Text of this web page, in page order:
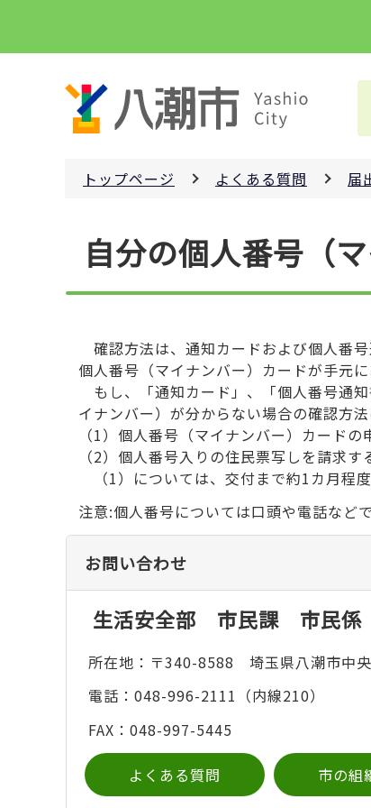
ペ
トップページ よくある質問 届
自分の個人番号（
確認方法は、通知カードおよび個人番
個人番号（マイナンバー）カードが手元
もし、「通知カード」、「個人番号通
イナンバー）が分からない場合の確認方法
（1）個人番号（マイナンバー）カード
（2）個人番号入りの住民票写しを請求す
（1）については、交付まで約1カ月程
注意:個人番号については口頭や電話など
お問い合わせ
生活安全部 市民課 市民係
所在地：〒340-8588 埼玉県八潮市中
電話：048-996-2111（内線210）
FAX：048-997-5445
よくある質問 市の組